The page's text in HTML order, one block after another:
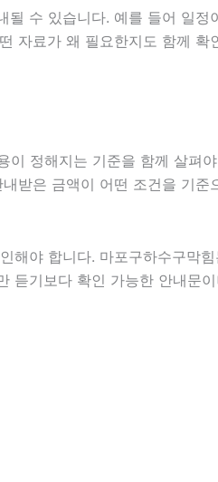
수 있습니다. 예를 들어 일
자료가 왜 필요한지도 함께 확
이 정해지는 기준을 함께 살
받은 금액이 어떤 조건을 기
야 합니다. 마포구하수구막
기보다 확인 가능한 안내문